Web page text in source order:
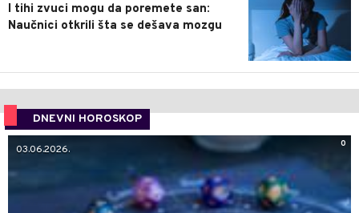
I tihi zvuci mogu da poremete san:
Naučnici otkrili šta se dešava mozgu
DNEVNI HOROSKOP
0
03.06.2026.